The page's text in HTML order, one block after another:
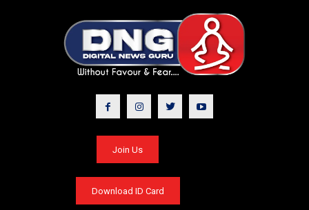
Join Us
Download ID Card